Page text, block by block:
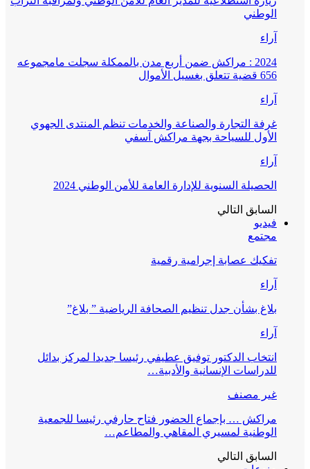
الوطني
آراء
2024 : مراكش ضمن أربع مدن بالممكلة سجلت مامجموعه
656 قضية تتعلق بغسيل الأموال
آراء
غرفة التجارة والصناعة والخدمات تنظم المنتدى الجهوي
الأول للسياحة بجهة مراكش آسفي
آراء
الحصيلة السنوية للإدارة العامة للأمن الوطني 2024
السابق التالي
فيديو
مجتمع
تفكيك عصابة إجرامية رقمية
آراء
بلاغ بشأن جدل تنظيم الصحافة الرياضية ” بلاغ”
آراء
انتخاب الدكتور توفيق عطيفي رئيسا جديدا لمركز بدائل
للدراسات الإنسانية والأدبية…
غير مصنف
مراكش … بإجماع الحضور فتاح حارفي رئيسا للجمعية
الوطنية لمسيري المقاهي والمطاعم…
السابق التالي